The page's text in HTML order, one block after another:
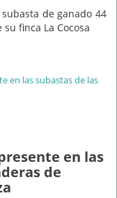
de ganado 44
finca La Cocosa
en las
de